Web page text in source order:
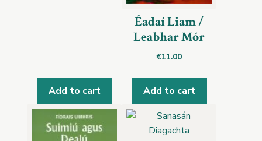
Add to cart
Éadaí Liam /
Leabhar Mór
€11.00
Add to cart